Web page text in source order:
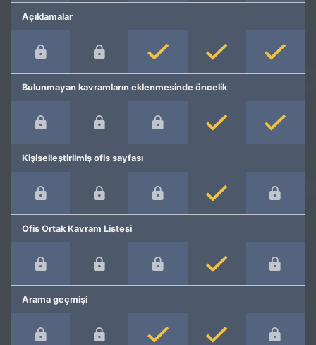
Açıklamalar
Bulunmayan kavramların eklenmesinde öncelik
Kişiselleştirilmiş ofis sayfası
Ofis Ortak Kavram Listesi
Arama geçmişi